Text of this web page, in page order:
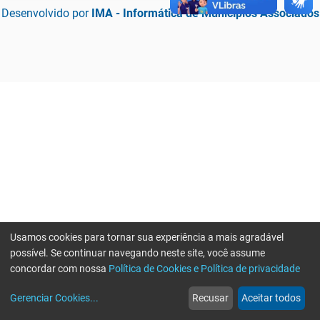
Desenvolvido por IMA - Informática de Municípios Associados
web
Notícias
more_horiz
Mais
Usamos cookies para tornar sua experiência a mais agradável
possível. Se continuar navegando neste site, você assume
concordar com nossa Política de Cookies e Política de privacidade
Gerenciar Cookies... Recusar Aceitar todos
Erro ao enviar informações, por favor tente novamente